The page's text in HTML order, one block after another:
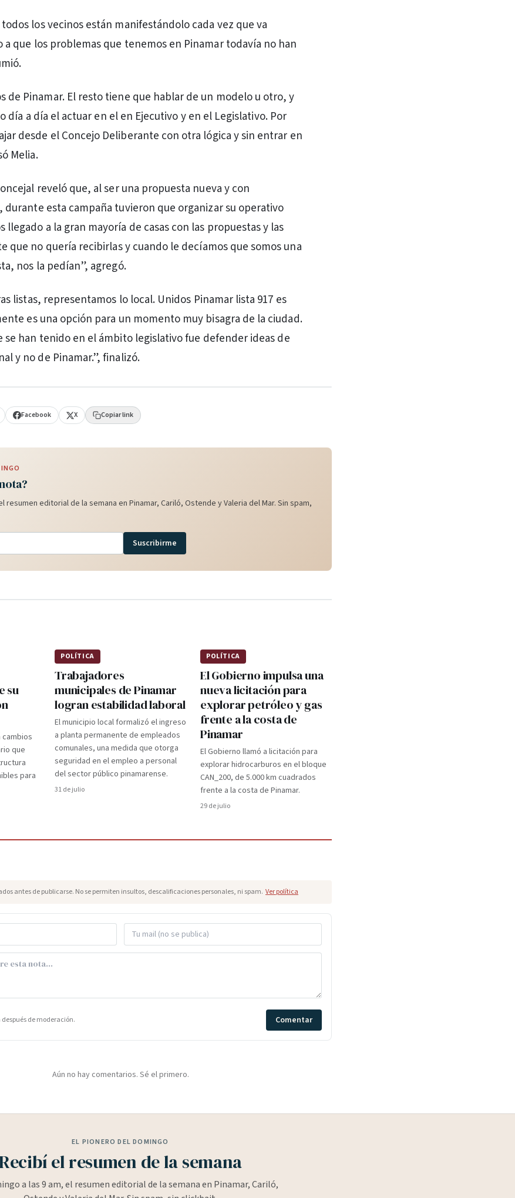
los vecinos están manifestándolo cada vez que va
a que los problemas que tenemos en Pinamar todavía no han
de Pinamar. El resto tiene que hablar de un modelo u otro, y
día a día el actuar en el en Ejecutivo y en el Legislativo. Por
desde el Concejo Deliberante con otra lógica y sin entrar en
Melia.
reveló que, al ser una propuesta nueva y con
esta campaña tuvieron que organizar su operativo
llegado a la gran mayoría de casas con las propuestas y las
que no quería recibirlas y cuando le decíamos que somos una
nos la pedían”, agregó.
listas, representamos lo local. Unidos Pinamar lista 917 es
es una opción para un momento muy bisagra de la ciudad.
se han tenido en el ámbito legislativo fue defender ideas de
y no de Pinamar.”, finalizó.
Facebook X Copiar link
resumen editorial de la semana en Pinamar, Cariló, Ostende y Valeria del Mar. Sin spam,
Suscribirme
su
cambios
que
para
POLÍTICA
Trabajadores
municipales de Pinamar
logran estabilidad laboral
El municipio local formalizó el ingreso
a planta permanente de empleados
comunales, una medida que otorga
seguridad en el empleo a personal
del sector público pinamarense.
31 de julio
POLÍTICA
El Gobierno impulsa una
nueva licitación para
explorar petróleo y gas
frente a la costa de
Pinamar
El Gobierno llamó a licitación para
explorar hidrocarburos en el bloque
CAN_200, de 5.000 km cuadrados
frente a la costa de Pinamar.
29 de julio
antes de publicarse. No se permiten insultos, descalificaciones personales, ni spam. Ver política
de moderación. Comentar
Aún no hay comentarios. Sé el primero.
EL PIONERO DEL DOMINGO
el resumen de la semana
a las 9 am, el resumen editorial de la semana en Pinamar, Cariló,